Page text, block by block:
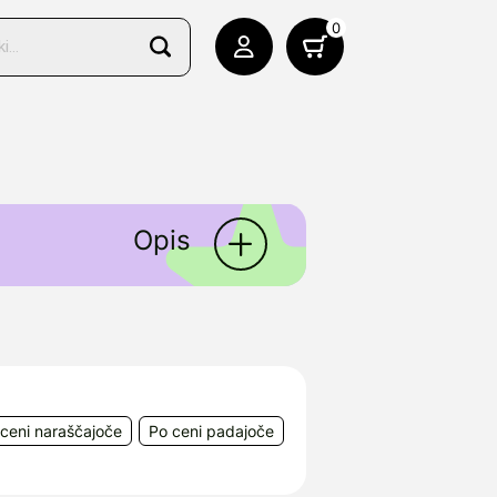
0
Opis
naraščajoče Po ceni padajoče